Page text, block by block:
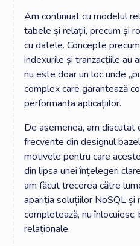
Am continuat cu modelul
tabele și relații, precum și
cu datele. Concepte
indexurile și tranzacțiile au
nu este doar un loc unde
complex care garantează
performanța aplicațiilor.
De asemenea, am
frecvente din designul
motivele pentru care
din lipsa unei înțelegeri
am făcut trecerea către
apariția soluțiilor NoSQL și
completează, nu
relaționale.